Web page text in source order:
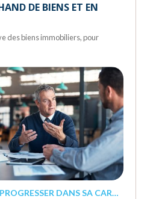
DE BIENS ET EN
des biens immobiliers, pour
PROGRESSER DANS SA CARRIÈRE